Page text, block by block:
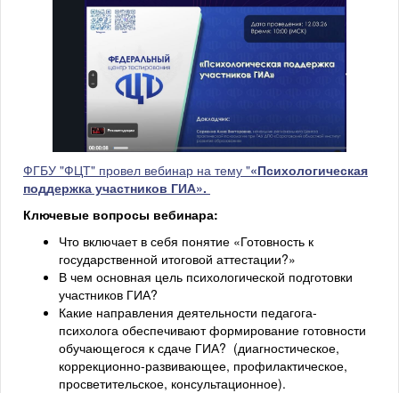
ФГБУ "ФЦТ" провел вебинар на тему "«Психологическая
поддержка участников ГИА».
Ключевые вопросы вебинара:
Что включает в себя понятие «Готовность к
государственной итоговой аттестации?»
В чем основная цель психологической подготовки
участников ГИА?
Какие направления деятельности педагога-
психолога обеспечивают формирование готовности
обучающегося к сдаче ГИА? (диагностическое,
коррекционно-развивающее, профилактическое,
просветительское, консультационное).